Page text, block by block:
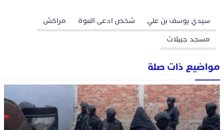
سيدي يوسف بن علي شخص ادعى النبوة
مراكش
مسجد جبيلات
مواضيع ذات صلة